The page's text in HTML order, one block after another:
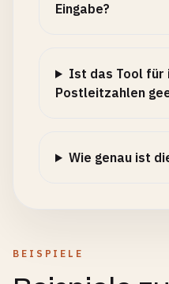
Eingabe?
Ist das Tool für
Postleitzahlen
Wie genau ist
BEISPIELE